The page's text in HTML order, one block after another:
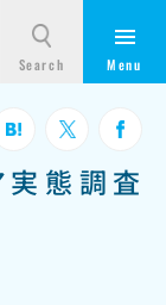
実態調査